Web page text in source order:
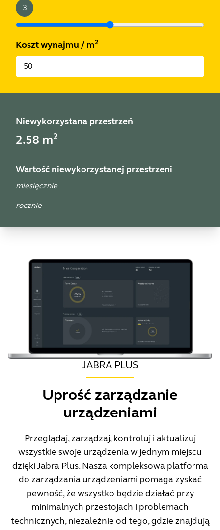
3
Koszt wynajmu / m2
Niewykorzystana przestrzeń
2.58 m2
Wartość niewykorzystanej przestrzeni
miesięcznie
rocznie
JABRA PLUS
Uprość zarządzanie
urządzeniami
Przeglądaj, zarządzaj, kontroluj i aktualizuj
wszystkie swoje urządzenia w jednym miejscu
dzięki Jabra Plus. Nasza kompleksowa platforma
do zarządzania urządzeniami pomaga zyskać
pewność, że wszystko będzie działać przy
minimalnych przestojach i problemach
technicznych, niezależnie od tego, gdzie znajdują